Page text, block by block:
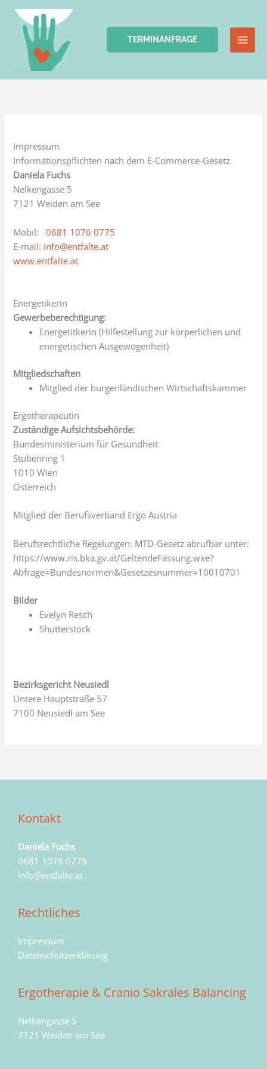
Zum
Inhalt
springen
TERMINANFRAGE
Impressum
Informationspflichten nach dem E-Commerce-Gesetz
Daniela Fuchs
Nelkengasse 5
7121 Weiden am See
Mobil:0681 1076 0775
E-mail: info@entfalte.at
www.entfalte.at
Energetikerin
Gewerbeberechtigung:
Energetitkerin (Hilfestellung zur körperlichen und
energetischen Ausgewogenheit)
Mitgliedschaften
Mitglied der burgenländischen Wirtschaftskammer
Ergotherapeutin
Zuständige Aufsichtsbehörde:
Bundesministerium für Gesundheit
Stubenring 1
1010 Wien
Österreich
Mitglied der Berufsverband Ergo Austria
Berufsrechtliche Regelungen: MTD-Gesetz abrufbar unter:
https://www.ris.bka.gv.at/GeltendeFassung.wxe?
Abfrage=Bundesnormen&Gesetzesnummer=10010701
Bilder
Evelyn Resch
Shutterstock
Bezirksgericht Neusiedl
Untere Hauptstraße 57
7100 Neusiedl am See
Kontakt
Daniela Fuchs
0681 1076 0775
info@entfalte.at
Rechtliches
Impressum
Datenschutzerklärung
Ergotherapie & Cranio Sakrales Balancing
Nelkengasse 5
7121 Weiden am See